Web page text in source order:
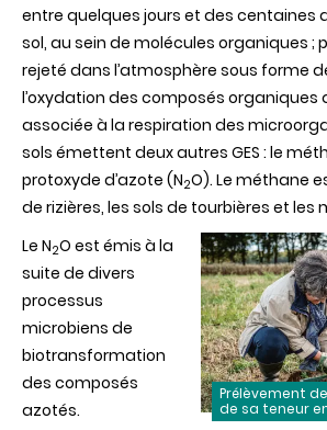
entre quelques jours et des centaines
sol, au sein de molécules organiques ;
rejeté dans l’atmosphère sous forme
l’oxydation des composés organiques
associée à la respiration des
sols émettent deux autres GES : le
protoxyde d’azote (N2O). Le méthane
de rizières, les sols de tourbières et les
Prélèvement
de sa teneur
Le N2O est émis à la
suite de divers
processus
microbiens de
biotransformation
des composés
azotés.